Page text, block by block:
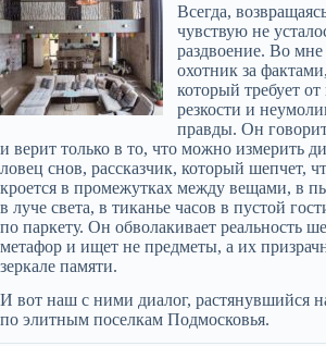
Всегда,
чувствую не
раздвоение. Во
охотник за
который требует от
резкости и
правды. Он
и верит только в то, что можно измерить
ловец снов, рассказчик, который шепчет,
кроется в промежутках между вещами, в
в луче света, в тиканье часов в пустой
по паркету. Он обволакивает реальность
метафор и ищет не предметы, а их
зеркале памяти.
И вот наш с ними диалог, растянувшийся
по элитным поселкам Подмосковья.